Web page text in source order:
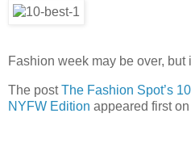
Fashion week may be over, but
The postThe Fashion Spot’s
NYFW Edition appeared first on